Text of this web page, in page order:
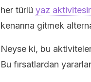
her türlü yaz
kenarına gitmek
Neyse ki, bu
Bu fırsatlardan